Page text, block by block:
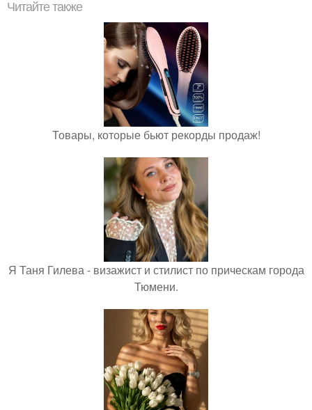
Читайте также
Товары, которые бьют рекорды продаж!
Я Таня Гилева - визажист и стилист по прическам города
Тюмени.